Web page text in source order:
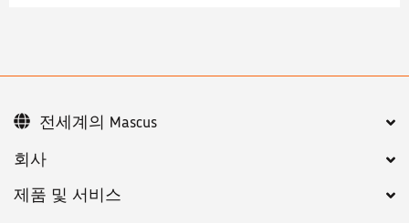
회사
제품 및 서비스
전세계의 Mascus